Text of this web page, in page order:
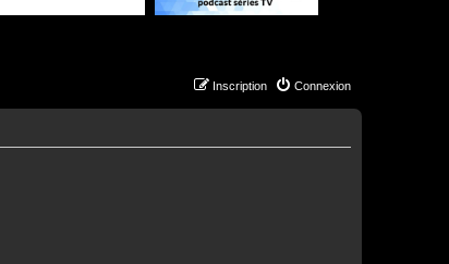
Connexion
Inscription